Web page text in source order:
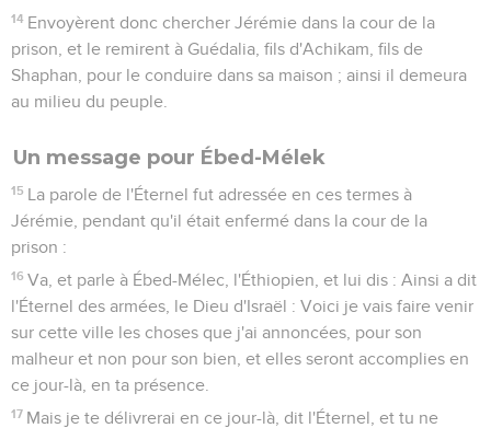
14 Envoyèrent donc chercher Jérémie dans la cour de la
prison, et le remirent à Guédalia, fils d'Achikam, fils de
Shaphan, pour le conduire dans sa maison ; ainsi il demeura
au milieu du peuple.
Un message pour Ébed-Mélek
15 La parole de l'Éternel fut adressée en ces termes à
Jérémie, pendant qu'il était enfermé dans la cour de la
prison :
16 Va, et parle à Ébed-Mélec, l'Éthiopien, et lui dis : Ainsi a dit
l'Éternel des armées, le Dieu d'Israël : Voici je vais faire venir
sur cette ville les choses que j'ai annoncées, pour son
malheur et non pour son bien, et elles seront accomplies en
ce jour-là, en ta présence.
17 Mais je te délivrerai en ce jour-là, dit l'Éternel, et tu ne